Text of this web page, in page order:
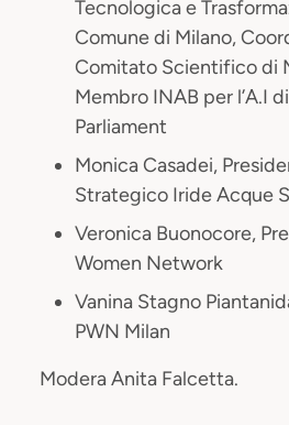
Tecnologica e
Comune di Milano,
Comitato Scientifico di
Membro INAB per l’A.I
Parliament
Monica Casadei,
Strategico Iride Acque
Veronica Buonocore,
Women Network
Vanina Stagno
PWN Milan
Modera Anita Falcetta.